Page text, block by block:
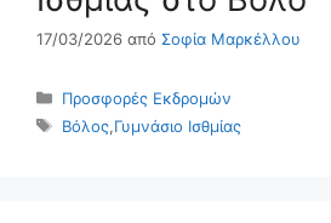
17/03/2026 από Σοφία Μαρκέλλου
Κατηγορίες
Προσφορές Εκδρομών
Ετικέτες
Βόλος,Γυμνάσιο Ισθμίας